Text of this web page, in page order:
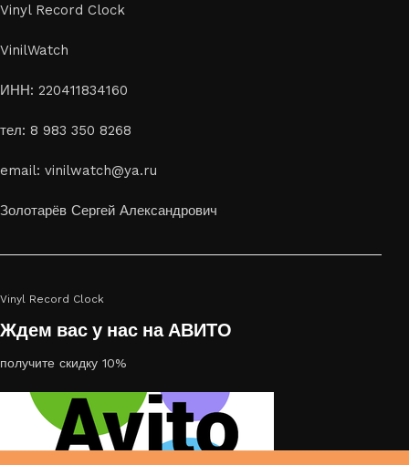
Vinyl Record Clock
VinilWatch
ИНН: 220411834160
тел: 8 983 350 8268
email: vinilwatch@ya.ru
Золотарёв Сергей Александрович
Vinyl Record Clock
Ждем вас у нас на АВИТО
получите скидку 10%